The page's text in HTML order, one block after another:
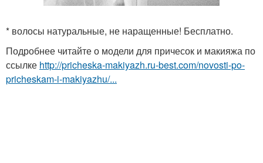
* волосы натуральные, не наращенные! Бесплатно.
Подробнее читайте о модели для причесок и макияжа по
ссылке http://pricheska-makiyazh.ru-best.com/novosti-po-
pricheskam-i-makiyazhu/...